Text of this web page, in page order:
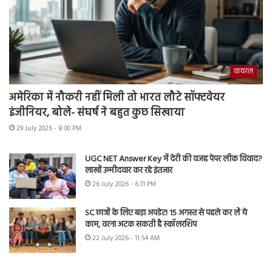
वायरल
अमेरिका में नौकरी नहीं मिली तो भारत लौटे सॉफ्टवेयर
इंजीनियर, बोले- संघर्ष ने बहुत कुछ सिखाया
29 July 2026 - 8:00 PM
UGC NET Answer Key में देरी की वजह पेपर लीक विवाद?
लाखों उम्मीदवार कर रहे इंतजार
26 July 2026 - 6:11 PM
SC छात्रों के लिए बड़ा अपडेट! 15 अगस्त से पहले कर लें ये
काम, वरना अटक सकती है स्कॉलरशिप
22 July 2026 - 11:54 AM